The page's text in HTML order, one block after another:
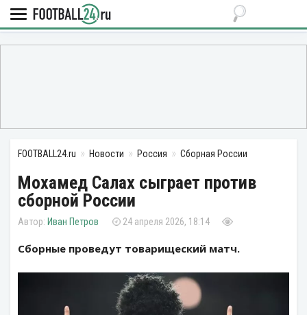
FOOTBALL24.ru Новости Россия Сборная России
Мохамед Салах сыграет против
сборной России
Иван Петров 24 апреля 2026, 18:14
Сборные проведут товарищеский матч.